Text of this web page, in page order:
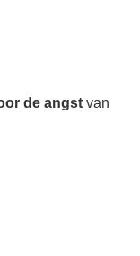
de angst van